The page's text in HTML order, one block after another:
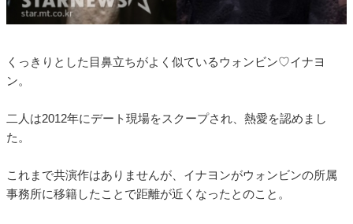
くっきりとした目鼻立ちがよく似ているウォンビン♡イナヨ
ン。
二人は2012年にデート現場をスクープされ、熱愛を認めまし
た。
これまで共演作はありませんが、イナヨンがウォンビンの所属
事務所に移籍したことで距離が近くなったとのこと。